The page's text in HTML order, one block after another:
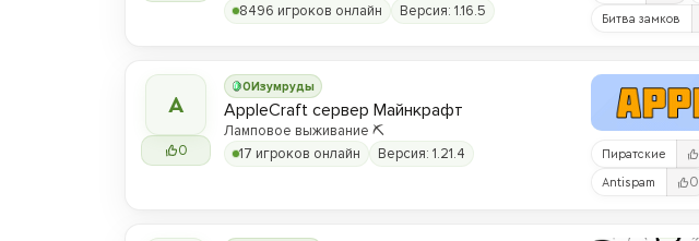
8496 игроков онлайн
Версия: 1.16.5 Битва замков
A
0
0Изумруды
AppleCraft сервер Майнкрафт
Ламповое выживание ⛏️
17 игроков онлайн
Версия: 1.21.4 Пиратские
Antispam 0